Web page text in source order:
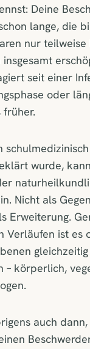
Deine
lange, die
nur
seit einer
oder
früher.
wurde,
Nicht als
Erweiterung.
Verläufen ist es
– körperlich,
auch